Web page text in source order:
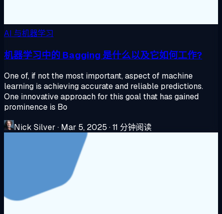
AI 与机器学习
机器学习中的 Bagging 是什么以及它如何工作?
One of, if not the most important, aspect of machine
learning is achieving accurate and reliable predictions.
One innovative approach for this goal that has gained
prominence is Bo
Nick Silver · Mar 5, 2025 ·11 分钟阅读